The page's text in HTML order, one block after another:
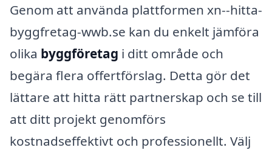
Genom att använda plattformen xn--hitta-
byggfretag-wwb.se kan du enkelt jämföra
olika byggföretag i ditt område och
begära flera offertförslag. Detta gör det
lättare att hitta rätt partnerskap och se till
att ditt projekt genomförs
kostnadseffektivt och professionellt. Välj